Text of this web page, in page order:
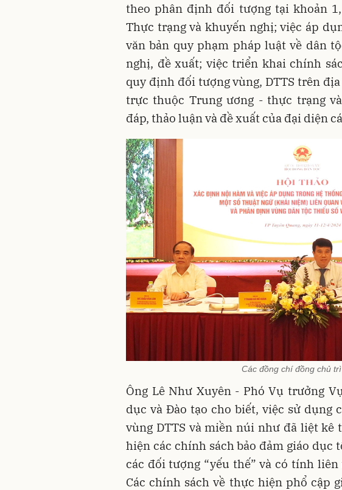
theo phân định đối tượng tại khoản
Thực trạng và khuyến nghị; việc áp
văn bản quy phạm pháp luật về dân
nghị, đề xuất; việc triển khai chính
quy định đối tượng vùng, DTTS trên
trực thuộc Trung ương - thực trạng
đáp, thảo luận và đề xuất của đại diện
Các đồng chí đồng chủ
Ông Lê Như Xuyên - Phó Vụ trưởng
dục và Đào tạo cho biết, việc sử dụng
vùng DTTS và miền núi như đã liệt kê
hiện các chính sách bảo đảm giáo dục
các đối tượng “yếu thế” và có tính
Các chính sách về thực hiện phổ cập